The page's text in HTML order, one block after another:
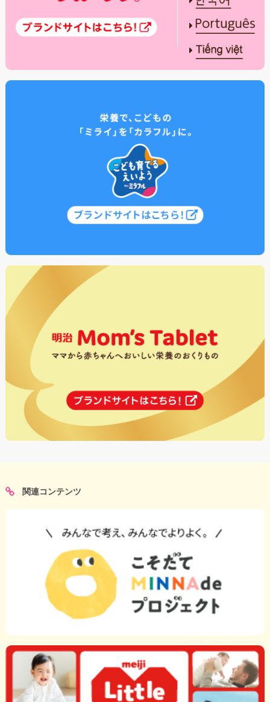
関連コンテンツ